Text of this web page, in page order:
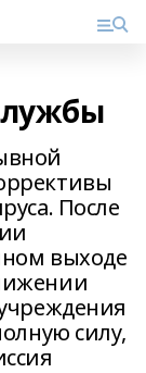
После
выходе
силу,